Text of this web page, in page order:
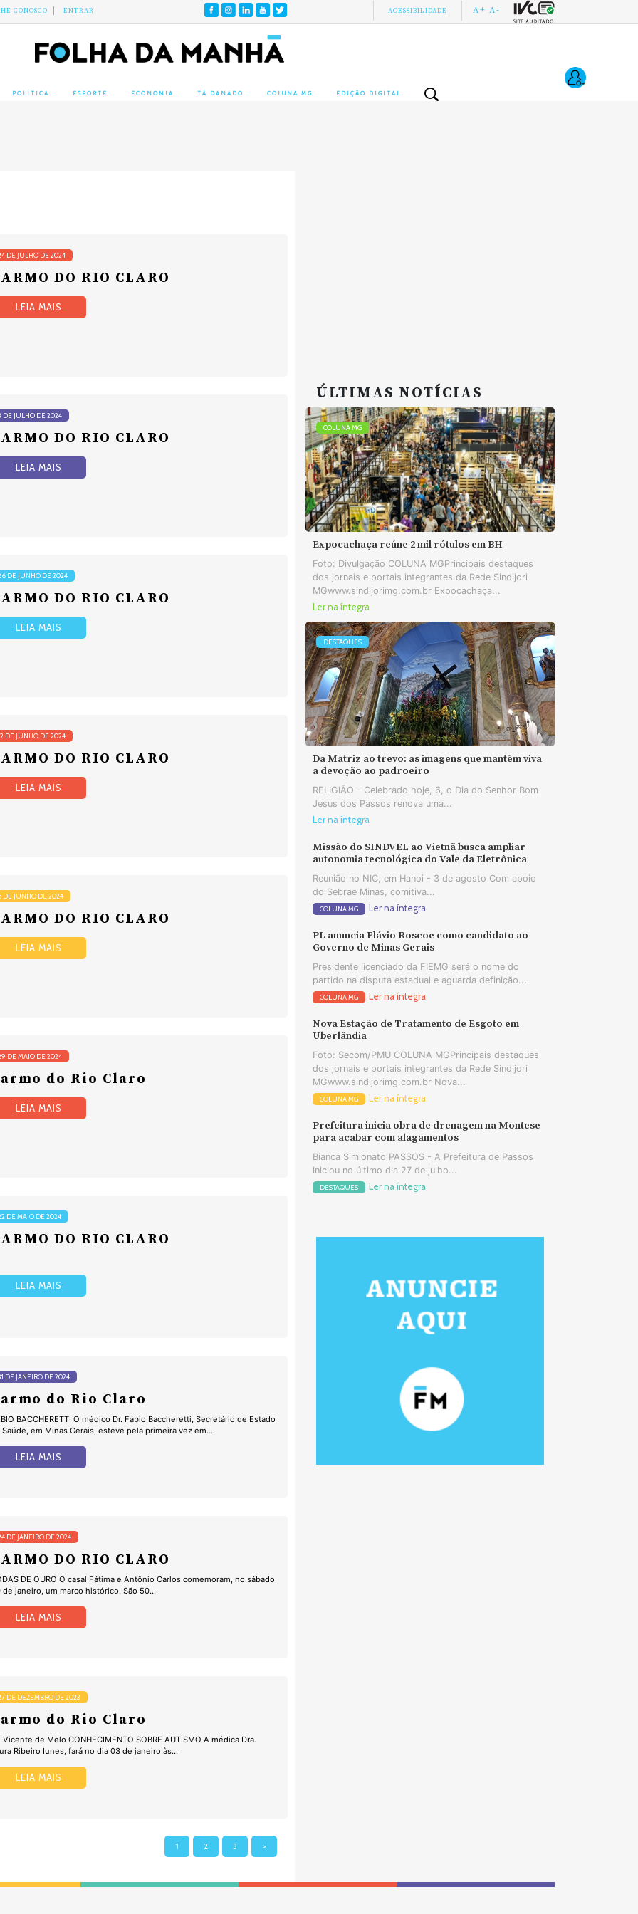
CONOSCO ENTRAR ACESSIBILIDADE A+ A-
POLÍTICA ESPORTE ECONOMIA TÁ DANADO COLUNA MG EDIÇÃO DIGITAL
DE JULHO DE 2024
DO RIO CLARO
LEIA MAIS
DE JULHO DE 2024
DO RIO CLARO
LEIA MAIS
DE JUNHO DE 2024
DO RIO CLARO
LEIA MAIS
DE JUNHO DE 2024
DO RIO CLARO
LEIA MAIS
DE JUNHO DE 2024
DO RIO CLARO
LEIA MAIS
DE MAIO DE 2024
do Rio Claro
LEIA MAIS
DE MAIO DE 2024
DO RIO CLARO
LEIA MAIS
DE JANEIRO DE 2024
do Rio Claro
BACCHERETTI O médico Dr. Fábio Baccheretti, Secretário de Estado
Saúde, em Minas Gerais, esteve pela primeira vez em...
LEIA MAIS
DE JANEIRO DE 2024
DO RIO CLARO
DE OURO O casal Fátima e Antônio Carlos comemoram, no sábado
de janeiro, um marco histórico. São 50...
LEIA MAIS
DE DEZEMBRO DE 2023
do Rio Claro
Vicente de Melo CONHECIMENTO SOBRE AUTISMO A médica Dra.
Ribeiro Iunes, fará no dia 03 de janeiro às...
LEIA MAIS
1 2 3 >
ÚLTIMAS NOTÍCIAS
COLUNA MG
Expocachaça reúne 2 mil rótulos em BH
Foto: Divulgação COLUNA MGPrincipais destaques
dos jornais e portais integrantes da Rede Sindijori
MGwww.sindijorimg.com.br Expocachaça...
Ler na íntegra
DESTAQUES
Da Matriz ao trevo: as imagens que mantêm viva
a devoção ao padroeiro
RELIGIÃO - Celebrado hoje, 6, o Dia do Senhor Bom
Jesus dos Passos renova uma...
Ler na íntegra
Missão do SINDVEL ao Vietnã busca ampliar
autonomia tecnológica do Vale da Eletrônica
Reunião no NIC, em Hanoi - 3 de agosto Com apoio
do Sebrae Minas, comitiva...
COLUNA MG Ler na íntegra
PL anuncia Flávio Roscoe como candidato ao
Governo de Minas Gerais
Presidente licenciado da FIEMG será o nome do
partido na disputa estadual e aguarda definição...
COLUNA MG Ler na íntegra
Nova Estação de Tratamento de Esgoto em
Uberlândia
Foto: Secom/PMU COLUNA MGPrincipais destaques
dos jornais e portais integrantes da Rede Sindijori
MGwww.sindijorimg.com.br Nova...
COLUNA MG Ler na íntegra
Prefeitura inicia obra de drenagem na Montese
para acabar com alagamentos
Bianca Simionato PASSOS - A Prefeitura de Passos
iniciou no último dia 27 de julho...
DESTAQUES Ler na íntegra